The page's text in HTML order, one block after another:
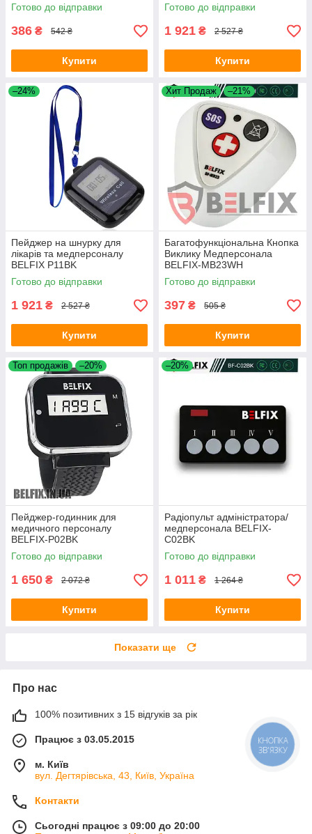
Готово до відправки
386 ₴ 542 ₴
Купити
Готово до відправки
1 921 ₴ 2 527 ₴
Купити
–24%
Пейджер на шнурку для
лікарів та медперсоналу
BELFIX P11BK
Готово до відправки
1 921 ₴ 2 527 ₴
Купити
Хит Продаж –21%
Багатофункціональна Кнопка
Виклику Медперсонала
BELFIX-MB23WH
Готово до відправки
397 ₴ 505 ₴
Купити
Топ продажів –20%
Пейджер-годинник для
медичного персоналу
BELFIX-P02BK
Готово до відправки
1 650 ₴ 2 072 ₴
Купити
–20%
Радіопульт адміністратора/
медперсонала BELFIX-
C02BK
Готово до відправки
1 011 ₴ 1 264 ₴
Купити
Показати ще
Про нас
100% позитивних з 15 відгуків за рік
Працює з 03.05.2015
м. Київ
вул. Дегтярівська, 43, Київ, Україна
Контакти
Сьогодні працює з 09:00 до 20:00
КНОПКА
ЗВ'ЯЗКУ